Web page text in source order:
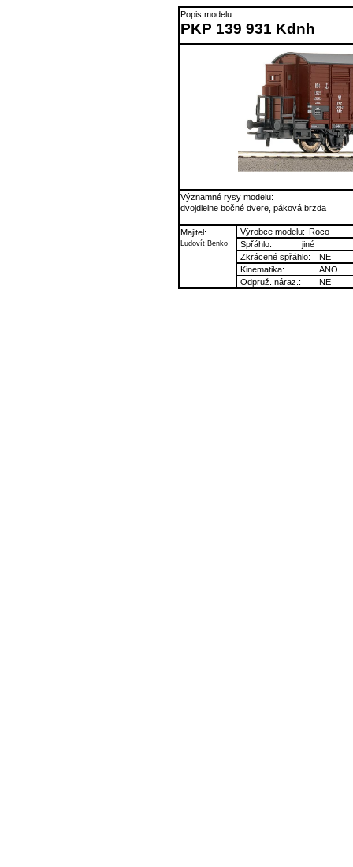
Popis modelu:
PKP 139 931 Kdnh
Významné rysy modelu:
dvojdielne bočné dvere, páková brzda
Majitel:
Ludovít Benko
Výrobce modelu: Roco
Spřáhlo:
jiné
Zkrácené spřáhlo:
NE
Kinematika:
ANO
Odpruž. náraz.:
NE